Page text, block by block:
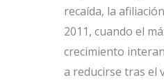
recaída, la
2011, cuando el
crecimiento
a reducirse tras el